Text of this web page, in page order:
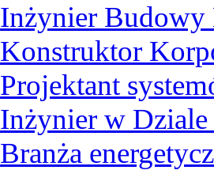
Inżynier
Konstruktor
Projektant
Inżynier w
Branża